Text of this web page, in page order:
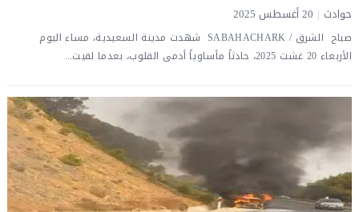
حوادث 20 أغسطس 2025
صباح الشرق / SABAHACHARK شهدت مدينة السعيدية، مساء اليوم
الأربعاء 20 غشت 2025، حادثاً مأساوياً أدمى القلوب، بعدما لقيت...